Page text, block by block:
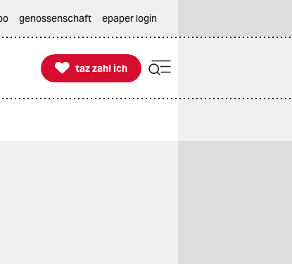
genossenschaft epaper login

taz zahl ich
taz zahl ich